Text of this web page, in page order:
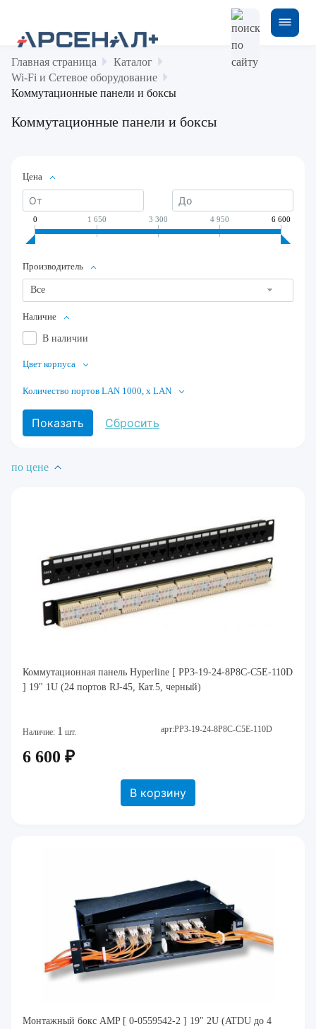
Главная страница
Каталог
Wi-Fi и Сетевое оборудование
Коммутационные панели и боксы
Коммутационные панели и боксы
Цена
0 1 650 3 300 4 950 6 600
Производитель
Все
Наличие
В наличии
Цвет корпуса
Количество портов LAN 1000, x LAN
по цене
Коммутационная панель Hyperline [ PP3-19-24-8P8C-C5E-110D
] 19" 1U (24 портов RJ-45, Кат.5, черный)
Наличие: 1 шт. арт:PP3-19-24-8P8C-C5E-110D
6 600 ₽
В корзину
Монтажный бокс AMP [ 0-0559542-2 ] 19" 2U (ATDU до 4